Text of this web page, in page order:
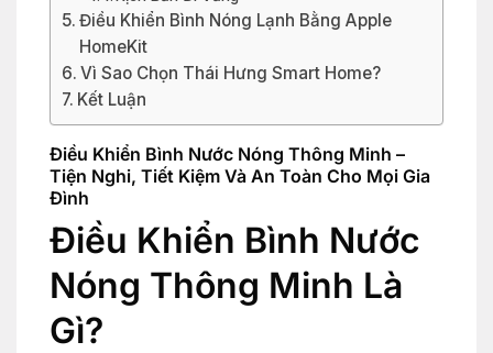
Điều Khiển Bình Nóng Lạnh Bằng Apple
HomeKit
Vì Sao Chọn Thái Hưng Smart Home?
Kết Luận
Điều Khiển Bình Nước Nóng Thông Minh –
Tiện Nghi, Tiết Kiệm Và An Toàn Cho Mọi Gia
Đình
Điều Khiển Bình Nước
Nóng Thông Minh Là
Gì?